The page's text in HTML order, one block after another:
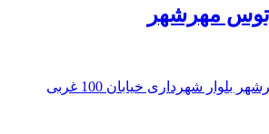
مهرشهر
شهرداری خیابان 100 غربی